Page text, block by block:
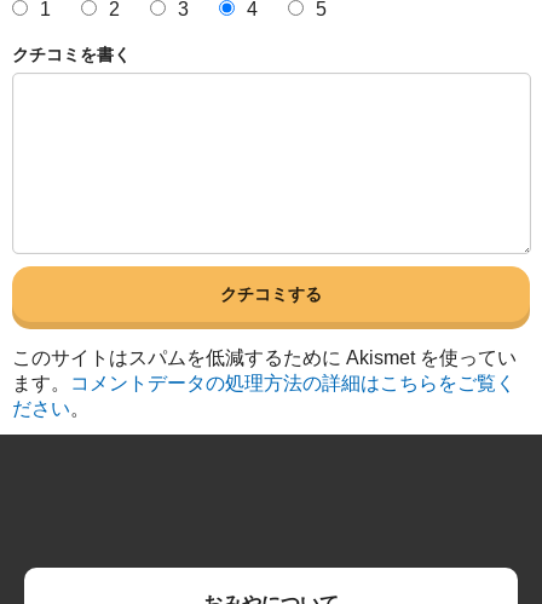
1 2 3 4 5
クチコミを書く
このサイトはスパムを低減するために Akismet を使ってい
ます。
コメントデータの処理方法の詳細はこちらをご覧く
ださい。